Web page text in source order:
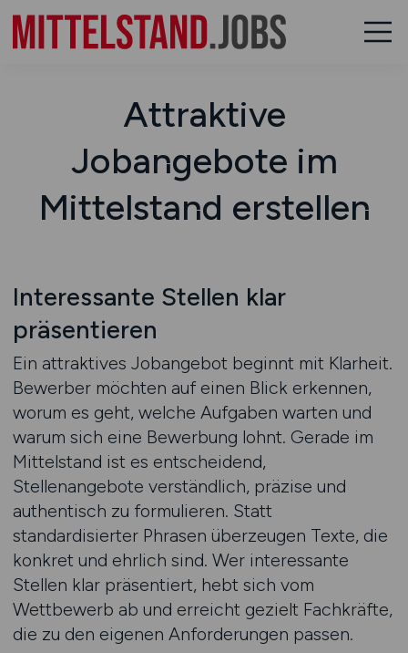
Attraktive
Jobangebote im
Mittelstand erstellen
Interessante Stellen klar
präsentieren
Ein attraktives Jobangebot beginnt mit Klarheit.
Bewerber möchten auf einen Blick erkennen,
worum es geht, welche Aufgaben warten und
warum sich eine Bewerbung lohnt. Gerade im
Mittelstand ist es entscheidend,
Stellenangebote verständlich, präzise und
authentisch zu formulieren. Statt
standardisierter Phrasen überzeugen Texte, die
konkret und ehrlich sind. Wer interessante
Stellen klar präsentiert, hebt sich vom
Wettbewerb ab und erreicht gezielt Fachkräfte,
die zu den eigenen Anforderungen passen.